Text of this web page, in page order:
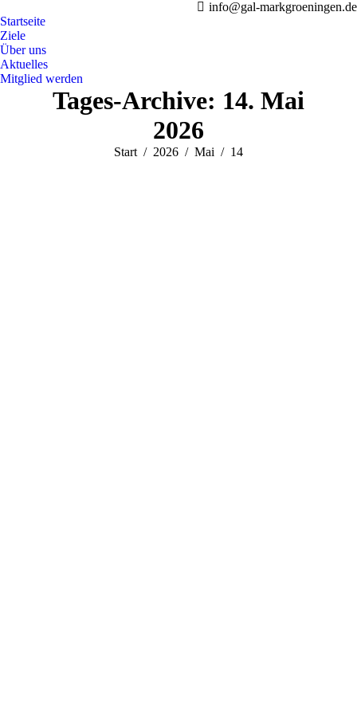
info@gal-markgroeningen.de
Startseite
Ziele
Über uns
Aktuelles
Mitglied werden
Tages-Archive: 14. Mai
2026
Sie befinden sich hier:
Start 2026 Mai 14